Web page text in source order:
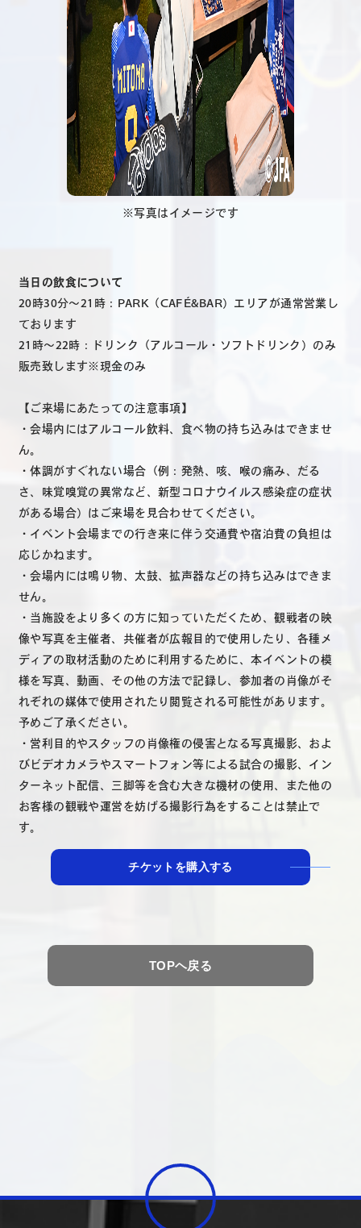
※写真はイメージです
当日の飲食について
20時30分～21時：PARK（CAFÉ&BAR）エリアが通常営業し
ております
21時～22時：ドリンク（アルコール・ソフトドリンク）のみ
販売致します※現金のみ
【ご来場にあたっての注意事項】
・会場内にはアルコール飲料、食べ物の持ち込みはできませ
ん。
・体調がすぐれない場合（例：発熱、咳、喉の痛み、だる
さ、味覚嗅覚の異常など、新型コロナウイルス感染症の症状
がある場合）はご来場を見合わせてください。
・イベント会場までの行き来に伴う交通費や宿泊費の負担は
応じかねます。
・会場内には鳴り物、太鼓、拡声器などの持ち込みはできま
せん。
・当施設をより多くの方に知っていただくため、観戦者の映
像や写真を主催者、共催者が広報目的で使用したり、各種メ
ディアの取材活動のために利用するために、本イベントの模
様を写真、動画、その他の方法で記録し、参加者の肖像がそ
れぞれの媒体で使用されたり閲覧される可能性があります。
予めご了承ください。
・営利目的やスタッフの肖像権の侵害となる写真撮影、およ
びビデオカメラやスマートフォン等による試合の撮影、イン
ターネット配信、三脚等を含む大きな機材の使用、また他の
お客様の観戦や運営を妨げる撮影行為をすることは禁止で
す。
チケットを購入する
TOPヘ戻る